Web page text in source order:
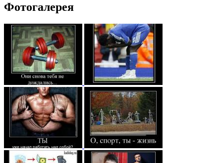
Фотогалерея